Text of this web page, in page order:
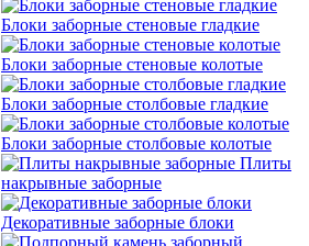
Блоки заборные стеновые гладкие
Блоки заборные стеновые колотые
Блоки заборные столбовые гладкие
Блоки заборные столбовые колотые
Плиты
накрывные заборные
Декоративные заборные блоки